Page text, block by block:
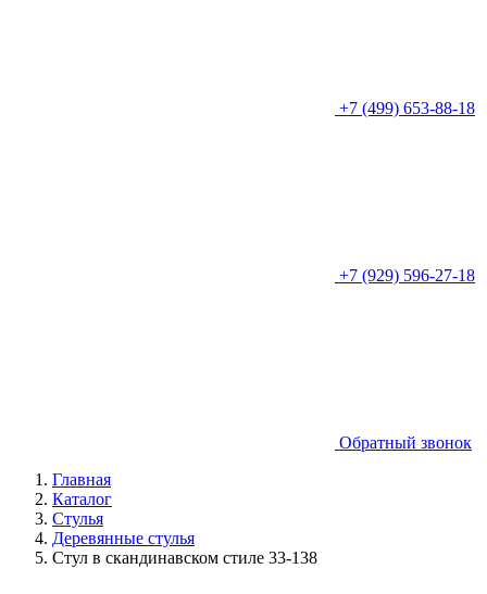
+7 (499) 653-88-18
+7 (929) 596-27-18
Обратный звонок
Главная
Каталог
Стулья
Деревянные стулья
Стул в скандинавском стиле 33-138